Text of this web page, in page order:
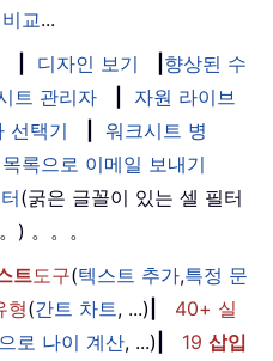
교...
디자인 보기
향상된 수
트 관리자
자원 라이브
선택기
워크시트 병
목록으로 이메일 보내기
(굵은 글꼴이 있는 셀 필터
) 。。。
트도구(텍스트 추가,특정 문
형(간트 차트, ...)
40+ 실
로 나이 계산, ...) 19 삽입